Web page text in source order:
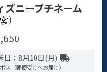
ズニープチネーム
)
日：8月10日(月)
ス（郵便受けへお届け）